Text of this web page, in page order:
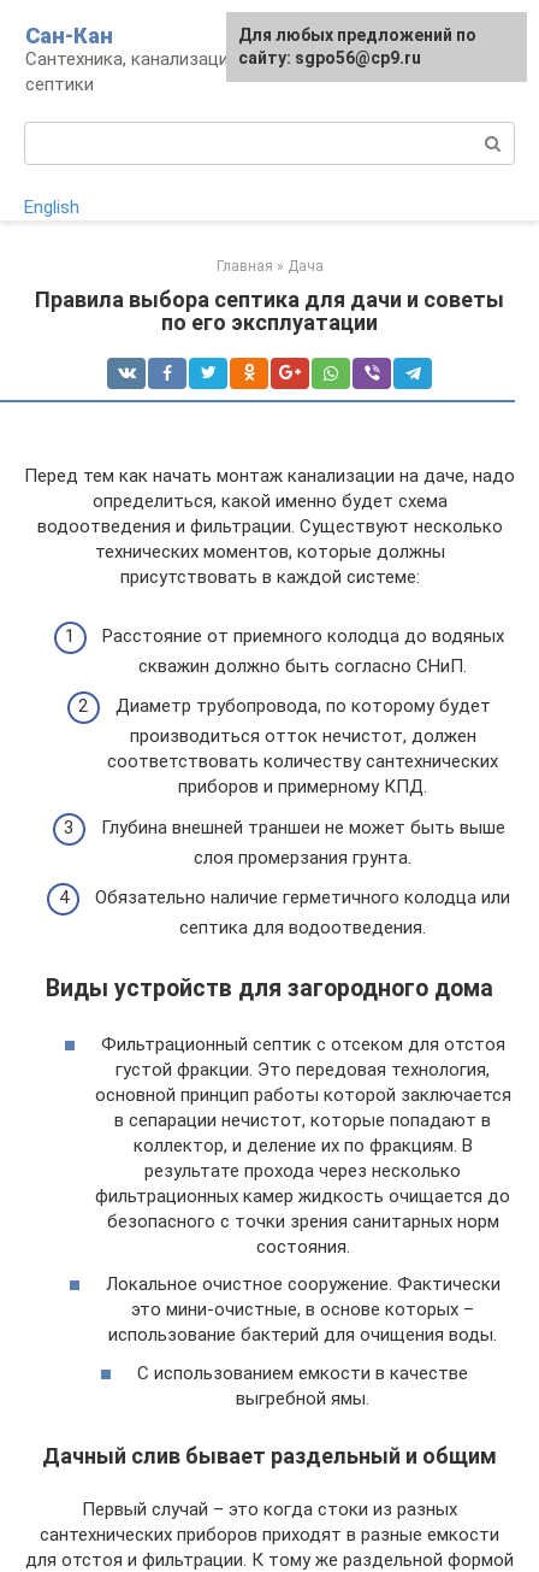
контенту
Сан-Кан
Сантехника, канализация, водопровод,
септики
English
Главная » Дача
Правила выбора септика для дачи и советы
по его эксплуатации
Перед тем как начать монтаж канализации на даче, надо
определиться, какой именно будет схема
водоотведения и фильтрации. Существуют несколько
технических моментов, которые должны
присутствовать в каждой системе:
Расстояние от приемного колодца до водяных
скважин должно быть согласно СНиП.
Диаметр трубопровода, по которому будет
производиться отток нечистот, должен
соответствовать количеству сантехнических
приборов и примерному КПД.
Глубина внешней траншеи не может быть выше
слоя промерзания грунта.
Обязательно наличие герметичного колодца или
септика для водоотведения.
Виды устройств для загородного дома
Фильтрационный септик с отсеком для отстоя
густой фракции. Это передовая технология,
основной принцип работы которой заключается
в сепарации нечистот, которые попадают в
коллектор, и деление их по фракциям. В
результате прохода через несколько
фильтрационных камер жидкость очищается до
безопасного с точки зрения санитарных норм
состояния.
Локальное очистное сооружение. Фактически
это мини-очистные, в основе которых –
использование бактерий для очищения воды.
С использованием емкости в качестве
выгребной ямы.
Дачный слив бывает раздельный и общим
Первый случай – это когда стоки из разных
сантехнических приборов приходят в разные емкости
для отстоя и фильтрации. К тому же раздельной формой
Для любых предложений по
сайту: sgpo56@cp9.ru